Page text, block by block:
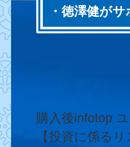
・徳澤健が
購入後infotop
【投資に係る